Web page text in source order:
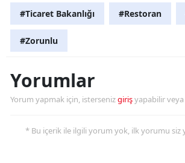
#Ticaret Bakanlığı #Restoran
#Zorunlu
Yorumlar
Yorum yapmak için, istersenizgirişyapabilir veya
* Bu içerik ile ilgili yorum yok, ilk yorumu siz